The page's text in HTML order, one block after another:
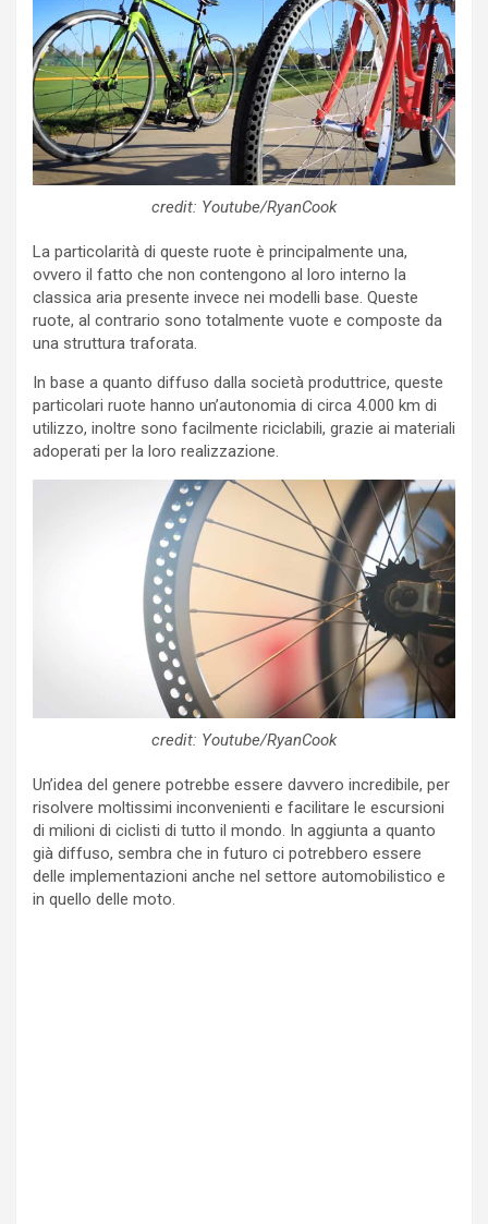
credit: Youtube/RyanCook
La particolarità di queste ruote è principalmente una,
ovvero il fatto che non contengono al loro interno la
classica aria presente invece nei modelli base. Queste
ruote, al contrario sono totalmente vuote e composte da
una struttura traforata.
In base a quanto diffuso dalla società produttrice, queste
particolari ruote hanno un’autonomia di circa 4.000 km di
utilizzo, inoltre sono facilmente riciclabili, grazie ai materiali
adoperati per la loro realizzazione.
credit: Youtube/RyanCook
Un’idea del genere potrebbe essere davvero incredibile, per
risolvere moltissimi inconvenienti e facilitare le escursioni
di milioni di ciclisti di tutto il mondo. In aggiunta a quanto
già diffuso, sembra che in futuro ci potrebbero essere
delle implementazioni anche nel settore automobilistico e
in quello delle moto.